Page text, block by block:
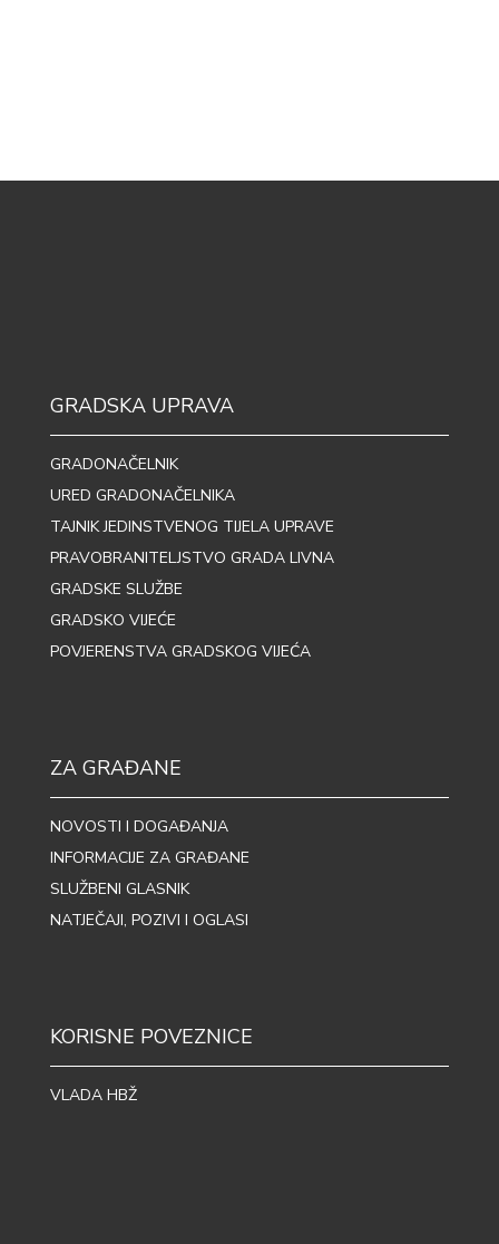
GRADSKA UPRAVA
GRADONAČELNIK
URED GRADONAČELNIKA
TAJNIK JEDINSTVENOG TIJELA UPRAVE
PRAVOBRANITELJSTVO GRADA LIVNA
GRADSKE SLUŽBE
GRADSKO VIJEĆE
POVJERENSTVA GRADSKOG VIJEĆA
ZA GRAĐANE
NOVOSTI I DOGAĐANJA
INFORMACIJE ZA GRAĐANE
SLUŽBENI GLASNIK
NATJEČAJI, POZIVI I OGLASI
KORISNE POVEZNICE
VLADA HBŽ